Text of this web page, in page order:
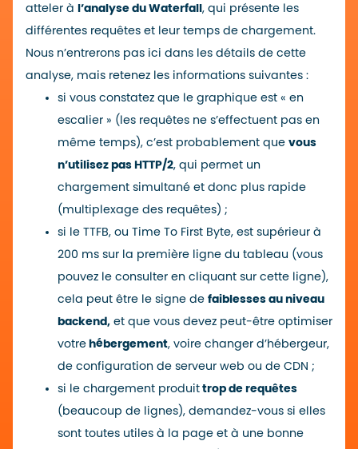
atteler à l’analyse du Waterfall , qui présente les
différentes requêtes et leur temps de chargement.
Nous n’entrerons pas ici dans les détails de cette
analyse, mais retenez les informations suivantes :
si vous constatez que le graphique est « en
escalier » (les requêtes ne s’effectuent pas en
même temps), c’est probablement que vous
n’utilisez pas HTTP/2, qui permet un
chargement simultané et donc plus rapide
(multiplexage des requêtes) ;
si le TTFB, ou Time To First Byte, est supérieur à
200 ms sur la première ligne du tableau (vous
pouvez le consulter en cliquant sur cette ligne),
cela peut être le signe de faiblesses au niveau
backend, et que vous devez peut-être optimiser
votre hébergement, voire changer d’hébergeur,
de configuration de serveur web ou de CDN ;
si le chargement produit trop de requêtes
(beaucoup de lignes), demandez-vous si elles
sont toutes utiles à la page et à une bonne